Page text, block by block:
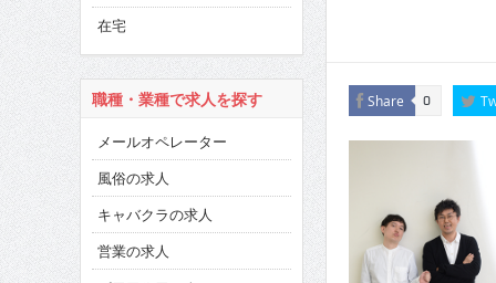
Share 0
在宅
職種・業種で求人を探す
メールオペレーター
風俗の求人
キャバクラの求人
営業の求人